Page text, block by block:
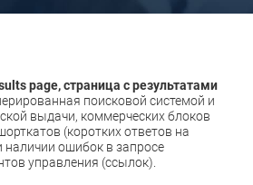
page, страница с результатами
поисковой системой и
выдачи, коммерческих блоков
(коротких ответов на
наличии ошибок в запросе
управления (ссылок).